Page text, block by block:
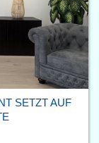
SETZT AUF